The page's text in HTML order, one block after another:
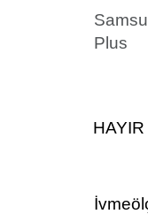
Plus
HAYIR